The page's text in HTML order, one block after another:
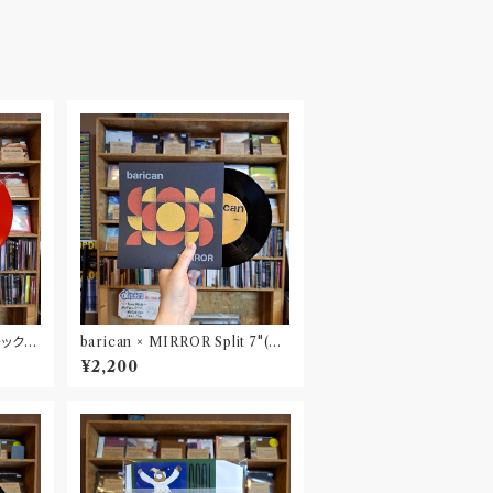
ク”
barican × MIRROR Split 7"(D
Lコード付属)
¥2,200